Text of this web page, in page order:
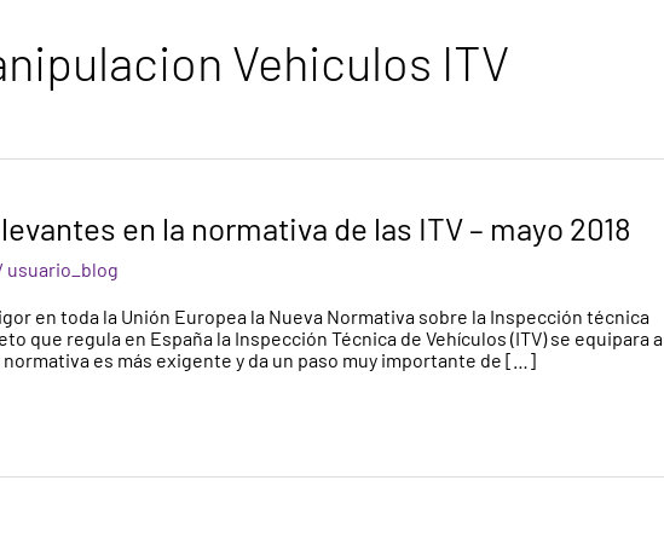
Vehiculos ITV
en la normativa de las ITV – mayo 2018
usuario_blog
en toda la Unión Europea la Nueva Normativa sobre la Inspección técnica
que regula en España la Inspección Técnica de Vehículos (ITV) se equipara a
es más exigente y da un paso muy importante de […]